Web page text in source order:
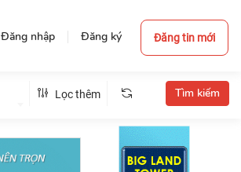
Đăng nhập Đăng ký Đăng tin mới
Lọc thêm